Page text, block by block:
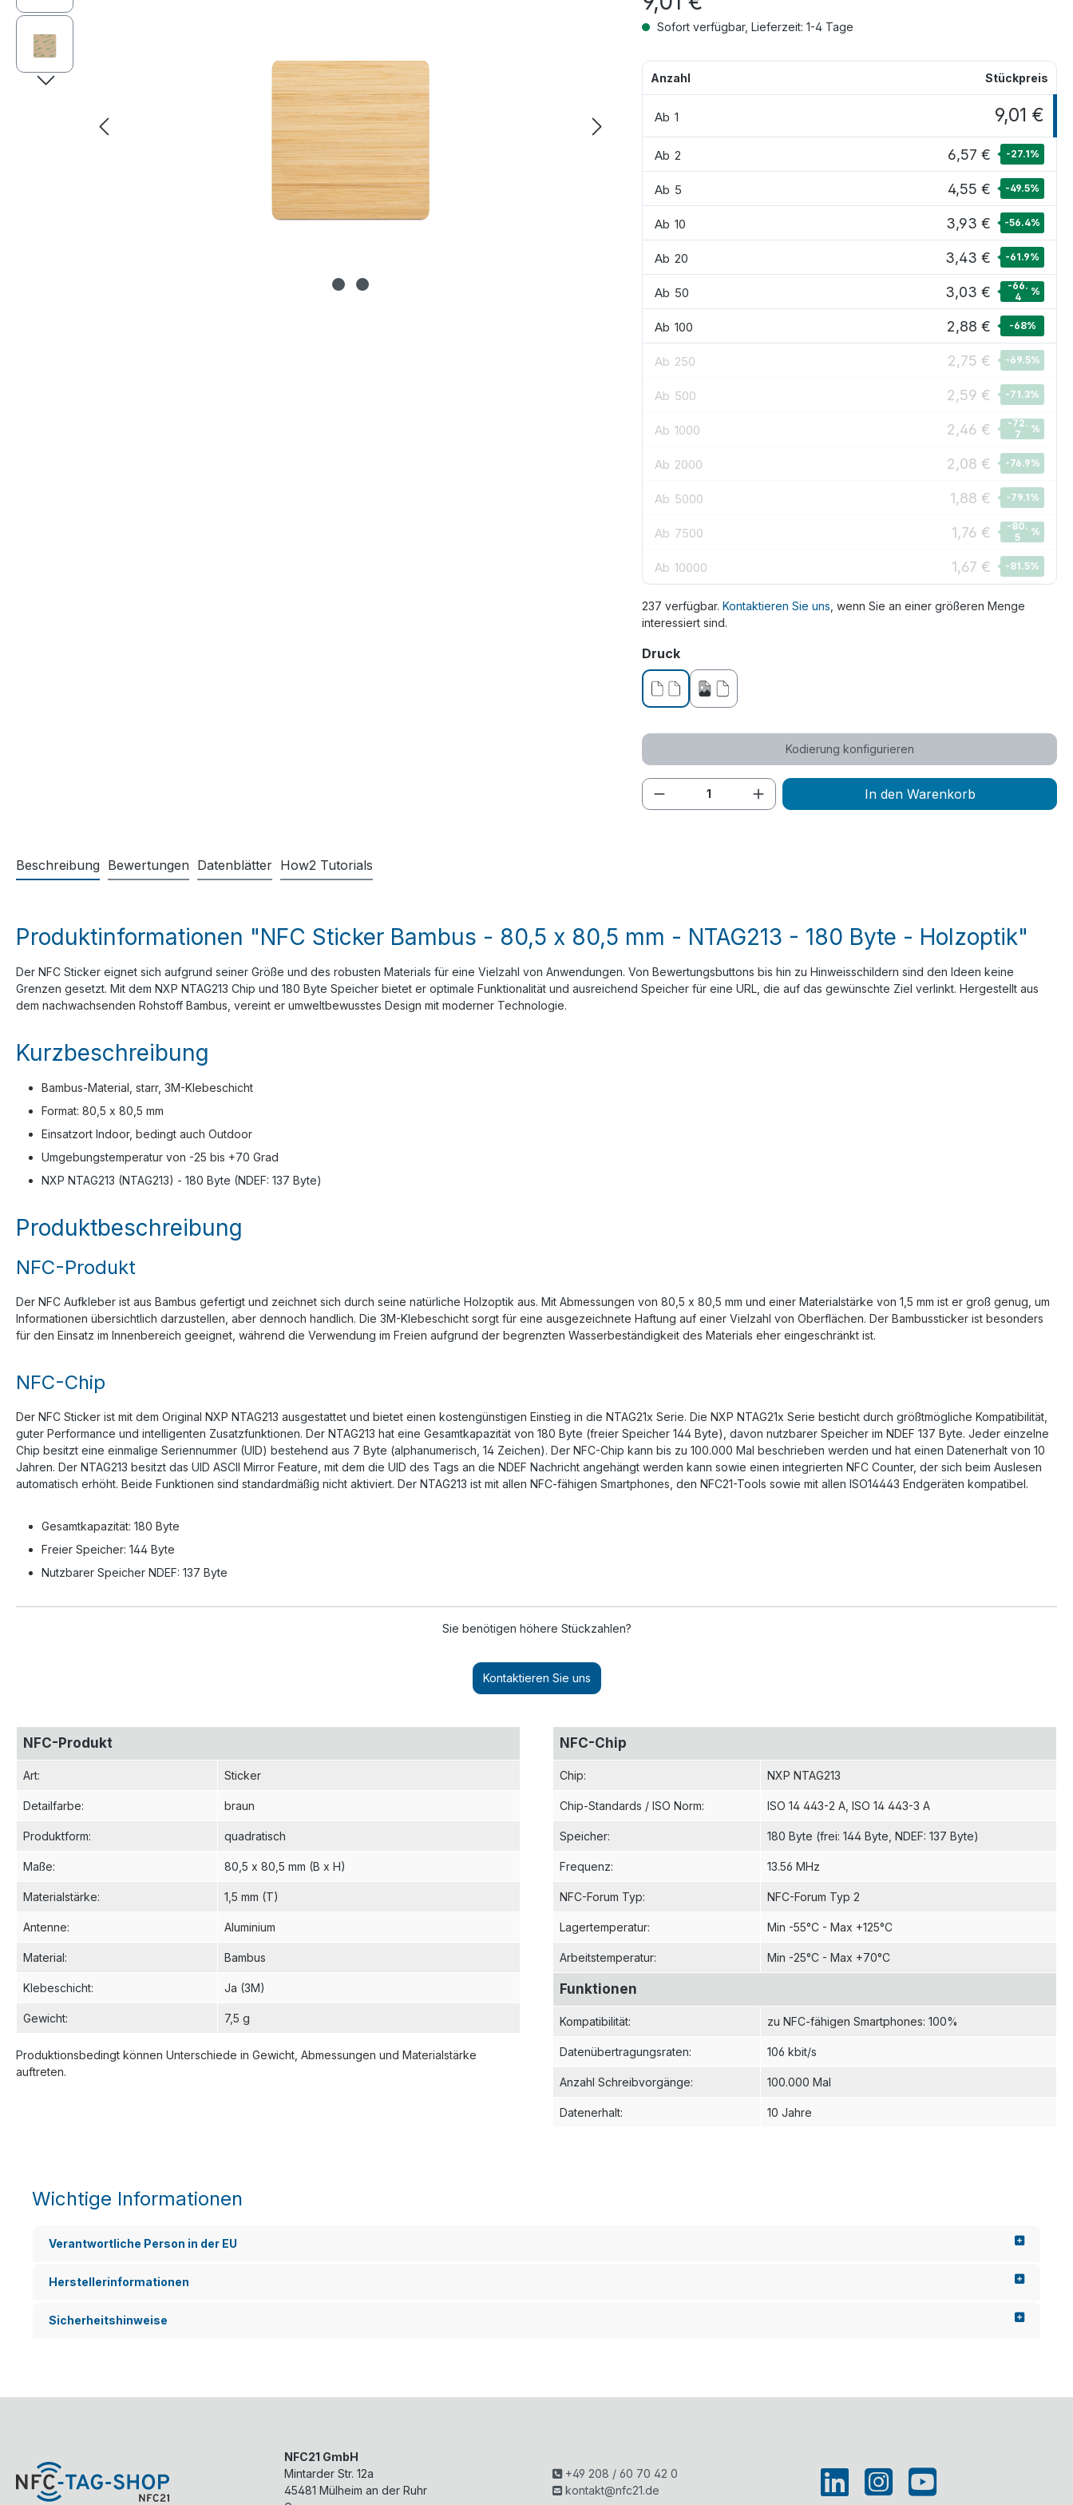
Sofort verfügbar, Lieferzeit: 1-4 Tage
Anzahl Stückpreis
Ab 1 9,01 €
Ab 2 6,57 € -27.1%
Ab 5 4,55 € -49.5%
Ab 10 3,93 € -56.4%
Ab 20 3,43 € -61.9%
Ab 50 3,03 €
-66.
4
%
Ab 100 2,88 € -68%
Ab 250 2,75 € -69.5%
Ab 500 2,59 € -71.3%
Ab 1000 2,46 €
-72.
7
%
Ab 2000 2,08 € -76.9%
Ab 5000 1,88 € -79.1%
Ab 7500 1,76 €
-80.
5
%
Ab 10000 1,67 € -81.5%
237 verfügbar. Kontaktieren Sie uns , wenn Sie an einer größeren Menge
interessiert sind.
Druckauswählen
ohne Druckeinseitig bedruckt
Kodierung konfigurieren
Produkt Anzahl: Gib den gewünschten Wert
In den Warenkorb
Beschreibung Bewertungen Datenblätter How2 Tutorials
Produktinformationen "NFC Sticker Bambus - 80,5 x 80,5 mm - NTAG213 - 180 Byte - Holzoptik"
Der NFC Sticker eignet sich aufgrund seiner Größe und des robusten Materials für eine Vielzahl von Anwendungen. Von Bewertungsbuttons bis hin zu Hinweisschildern sind den Ideen keine
Grenzen gesetzt. Mit dem NXP NTAG213 Chip und 180 Byte Speicher bietet er optimale Funktionalität und ausreichend Speicher für eine URL, die auf das gewünschte Ziel verlinkt. Hergestellt aus
dem nachwachsenden Rohstoff Bambus, vereint er umweltbewusstes Design mit moderner Technologie.
Kurzbeschreibung
Bambus-Material, starr, 3M-Klebeschicht
Format: 80,5 x 80,5 mm
Einsatzort Indoor, bedingt auch Outdoor
Umgebungstemperatur von -25 bis +70 Grad
NXP NTAG213 (NTAG213) - 180 Byte (NDEF: 137 Byte)
Produktbeschreibung
NFC-Produkt
Der NFC Aufkleber ist aus Bambus gefertigt und zeichnet sich durch seine natürliche Holzoptik aus. Mit Abmessungen von 80,5 x 80,5 mm und einer Materialstärke von 1,5 mm ist er groß genug, um
Informationen übersichtlich darzustellen, aber dennoch handlich. Die 3M-Klebeschicht sorgt für eine ausgezeichnete Haftung auf einer Vielzahl von Oberflächen. Der Bambussticker ist besonders
für den Einsatz im Innenbereich geeignet, während die Verwendung im Freien aufgrund der begrenzten Wasserbeständigkeit des Materials eher eingeschränkt ist.
NFC-Chip
Der NFC Sticker ist mit dem Original NXP NTAG213 ausgestattet und bietet einen kostengünstigen Einstieg in die NTAG21x Serie. Die NXP NTAG21x Serie besticht durch größtmögliche Kompatibilität,
guter Performance und intelligenten Zusatzfunktionen. Der NTAG213 hat eine Gesamtkapazität von 180 Byte (freier Speicher 144 Byte), davon nutzbarer Speicher im NDEF 137 Byte. Jeder einzelne
Chip besitzt eine einmalige Seriennummer (UID) bestehend aus 7 Byte (alphanumerisch, 14 Zeichen). Der NFC-Chip kann bis zu 100.000 Mal beschrieben werden und hat einen Datenerhalt von 10
Jahren. Der NTAG213 besitzt das UID ASCII Mirror Feature, mit dem die UID des Tags an die NDEF Nachricht angehängt werden kann sowie einen integrierten NFC Counter, der sich beim Auslesen
automatisch erhöht. Beide Funktionen sind standardmäßig nicht aktiviert. Der NTAG213 ist mit allen NFC-fähigen Smartphones, den NFC21-Tools sowie mit allen ISO14443 Endgeräten kompatibel.
Gesamtkapazität: 180 Byte
Freier Speicher: 144 Byte
Nutzbarer Speicher NDEF: 137 Byte
Sie benötigen höhere Stückzahlen?
Kontaktieren Sie uns
NFC-Produkt
Art: Sticker
Detailfarbe: braun
Produktform: quadratisch
Maße: 80,5 x 80,5 mm (B x H)
Materialstärke: 1,5 mm (T)
Antenne: Aluminium
Material: Bambus
Klebeschicht: Ja (3M)
Gewicht: 7,5 g
Produktionsbedingt können Unterschiede in Gewicht, Abmessungen und Materialstärke
auftreten.
NFC-Chip
Chip: NXP NTAG213
Chip-Standards / ISO Norm: ISO 14 443-2 A , ISO 14 443-3 A
Speicher: 180 Byte (frei: 144 Byte, NDEF: 137 Byte)
Frequenz: 13.56 MHz
NFC-Forum Typ: NFC-Forum Typ 2
Lagertemperatur: Min -55°C - Max +125°C
Arbeitstemperatur: Min -25°C - Max +70°C
Funktionen
Kompatibilität: zu NFC-fähigen Smartphones: 100%
Datenübertragungsraten: 106 kbit/s
Anzahl Schreibvorgänge: 100.000 Mal
Datenerhalt: 10 Jahre
Wichtige Informationen
Verantwortliche Person in der EU
Herstellerinformationen
Sicherheitshinweise
NFC21 GmbH
Mintarder Str. 12a
45481 Mülheim an der Ruhr
+49 208 / 60 70 42 0
kontakt@nfc21.de